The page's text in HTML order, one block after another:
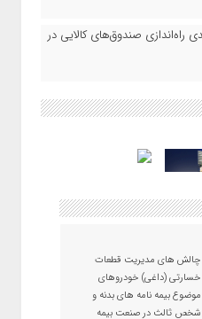
راه‌اندازی صندوق‌های کالایی در
چالش های مدیریت قطعات
خسارتی (داغی) خودروهای
موضوع بیمه نامه های بدنه و
شخص ثالث در صنعت بیمه